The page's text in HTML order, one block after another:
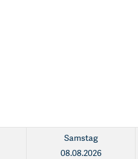
Samstag
08.08.2026